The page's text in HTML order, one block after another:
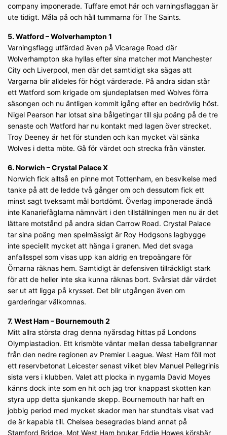
company imponerade. Tuffare emot här och varningsflaggan är
ute tidigt. Måla på och håll tummarna för The Saints.
5. Watford – Wolverhampton 1
Varningsflagg utfärdad även på Vicarage Road där
Wolverhampton ska hyllas efter sina matcher mot Manchester
City och Liverpool, men där det samtidigt ska sägas att
Vargarna blir alldeles för högt värderade. På andra sidan står
ett Watford som krigade om sjundeplatsen med Wolves förra
säsongen och nu äntligen kommit igång efter en bedrövlig höst.
Nigel Pearson har lotsat sina bålgetingar till sju poäng på de tre
senaste och Watford har nu kontakt med lagen över strecket.
Troy Deeney är het för stunden och kan mycket väl sänka
Wolves i detta möte. Gå för värdet och strecka från vänster.
6. Norwich – Crystal Palace X
Norwich fick alltså en pinne mot Tottenham, en besvikelse med
tanke på att de ledde två gånger om och dessutom fick ett
minst sagt tveksamt mål bortdömt. Överlag imponerade ändå
inte Kanariefåglarna nämnvärt i den tillställningen men nu är det
lättare motstånd på andra sidan Carrow Road. Crystal Palace
tar sina poäng men spelmässigt är Roy Hodgsons lagbygge
inte speciellt mycket att hänga i granen. Med det svaga
anfallsspel som visas upp kan aldrig en trepoängare för
Örnarna räknas hem. Samtidigt är defensiven tillräckligt stark
för att de heller inte ska kunna räknas bort. Svårsiat där värdet
ser ut att ligga på krysset. Det blir utgången även om
garderingar välkomnas.
7. West Ham – Bournemouth 2
Mitt allra största drag denna nyårsdag hittas på Londons
Olympiastadion. Ett krismöte väntar mellan dessa tabellgrannar
från den nedre regionen av Premier League. West Ham föll mot
ett reservbetonat Leicester senast vilket blev Manuel Pellegrinis
sista vers i klubben. Valet att plocka in nygamla David Moyes
känns dock inte som en hit och jag tror knappast skotten kan
styra upp detta sjunkande skepp. Bournemouth har haft en
jobbig period med mycket skador men har stundtals visat vad
de är kapabla till. Chelsea besegrades bland annat på
Stamford Bridge. Mot West Ham brukar Eddie Howes körsbär